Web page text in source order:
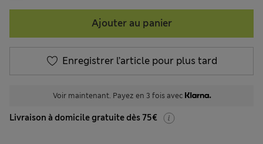
Ajouter au panier
Enregistrer l’article pour plus tard
Voir maintenant. Payez en 3 fois avec
Livraison à domicile gratuite dès 75€